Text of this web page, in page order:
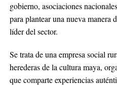
gobierno, asociaciones
para plantear una nueva manera
líder del sector.
Se trata de una empresa social
herederas de la cultura maya,
que comparte experiencias